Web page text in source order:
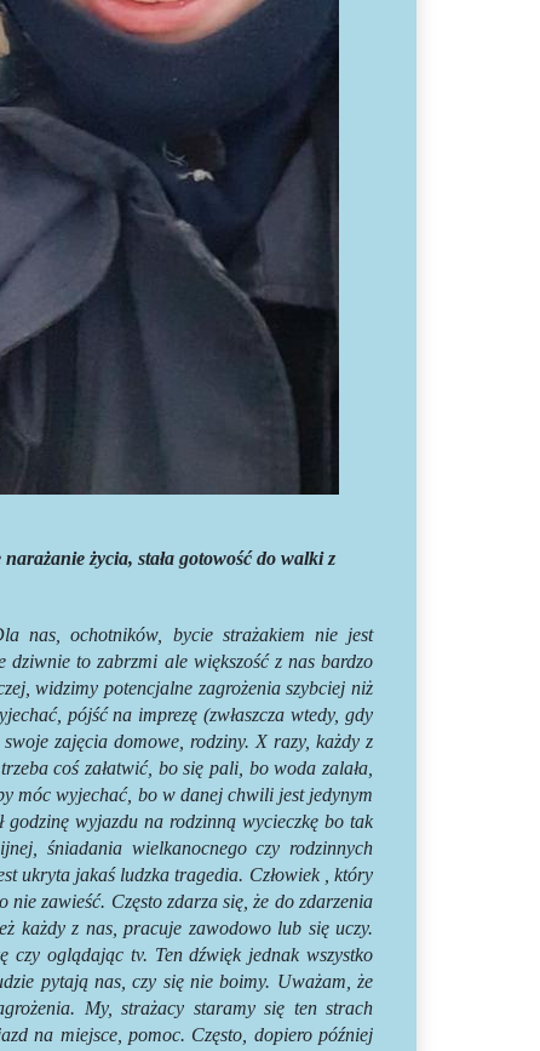
życia, stała gotowość do walki z
nas, ochotników, bycie strażakiem nie jest
dziwnie to zabrzmi ale większość z nas bardzo
widzimy potencjalne zagrożenia szybciej niż
pójść na imprezę (zwłaszcza wtedy, gdy
zajęcia domowe, rodziny. X razy, każdy z
coś załatwić, bo się pali, bo woda zalała,
móc wyjechać, bo w danej chwili jest jedynym
godzinę wyjazdu na rodzinną wycieczkę bo tak
śniadania wielkanocnego czy rodzinnych
ukryta jakaś ludzka tragedia. Człowiek , który
zawieść. Często zdarza się, że do zdarzenia
każdy z nas, pracuje zawodowo lub się uczy.
czy oglądając tv. Ten dźwięk jednak wszystko
pytają nas, czy się nie boimy. Uważam, że
My, strażacy staramy się ten strach
na miejsce, pomoc. Często, dopiero później